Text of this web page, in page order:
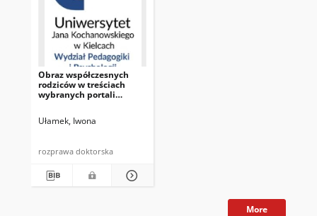
Obraz współczesnych
rodziców w treściach
wybranych portali
Ułamek, Iwona
rozprawa doktorska
More